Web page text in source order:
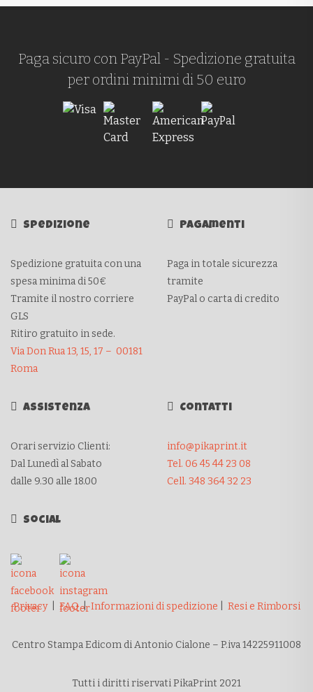
Paga sicuro con PayPal - Spedizione gratuita
per ordini minimi di 50 euro
Spedizione
Spedizione gratuita con una
spesa minima di 50€
Tramite il nostro corriere
GLS
Ritiro gratuito in sede.
Via Don Rua 13, 15, 17 – 00181
Roma
Pagamenti
Paga in totale sicurezza
tramite
PayPal o carta di credito
Assistenza
Orari servizio Clienti:
Dal Lunedì al Sabato
dalle 9.30 alle 18.00
Contatti
info@pikaprint.it
Tel. 06 45 44 23 08
Cell. 348 364 32 23
Social
Privacy| FAQ|Informazioni di spedizione Resi e Rimborsi
Centro Stampa Edicom di Antonio Cialone – P.iva 14225911008
Tutti i diritti riservati PikaPrint 2021